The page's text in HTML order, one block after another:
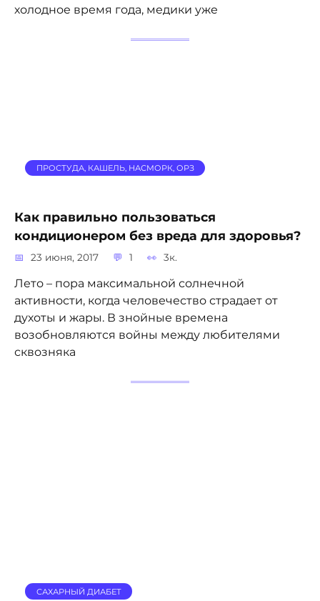
холодное время года, медики уже
ПРОСТУДА, КАШЕЛЬ, НАСМОРК, ОРЗ
Как правильно пользоваться
кондиционером без вреда для здоровья?
23 июня, 2017 1 3к.
Лето – пора максимальной солнечной
активности, когда человечество страдает от
духоты и жары. В знойные времена
возобновляются войны между любителями
сквозняка
САХАРНЫЙ ДИАБЕТ